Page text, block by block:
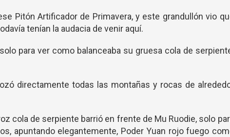
Pitón Artificador de Primavera, y este grandullón vio
tenían la audacia de venir aquí.
para ver como balanceaba su gruesa cola de
directamente todas las montañas y rocas de
cola de serpiente barrió en frente de Mu Ruodie, solo
apuntando elegantemente, Poder Yuan rojo fuego